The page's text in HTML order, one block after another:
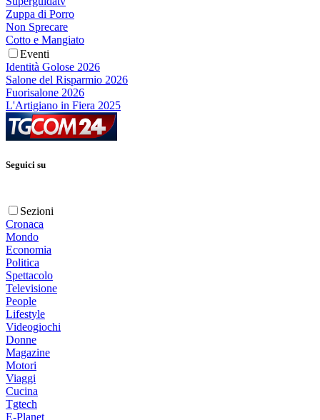
Zuppa di Porro
Non Sprecare
Cotto e Mangiato
Eventi
Identità Golose 2026
Salone del Risparmio 2026
Fuorisalone 2026
L'Artigiano in Fiera 2025
Seguici su
Sezioni
Cronaca
Mondo
Economia
Politica
Spettacolo
Televisione
People
Lifestyle
Videogiochi
Donne
Magazine
Motori
Viaggi
Cucina
Tgtech
E-Planet